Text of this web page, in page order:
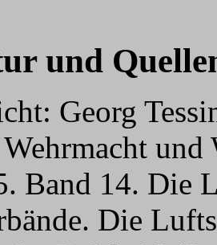
und
Georg
Band 14. Die
Die